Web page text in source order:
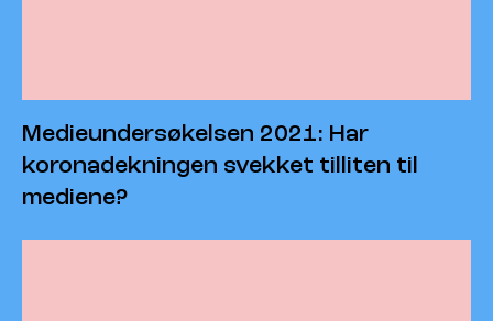
Medieundersøkelsen 2021: Har
koronadekningen svekket tilliten til
mediene?